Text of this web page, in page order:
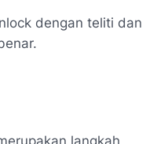
dengan teliti dan